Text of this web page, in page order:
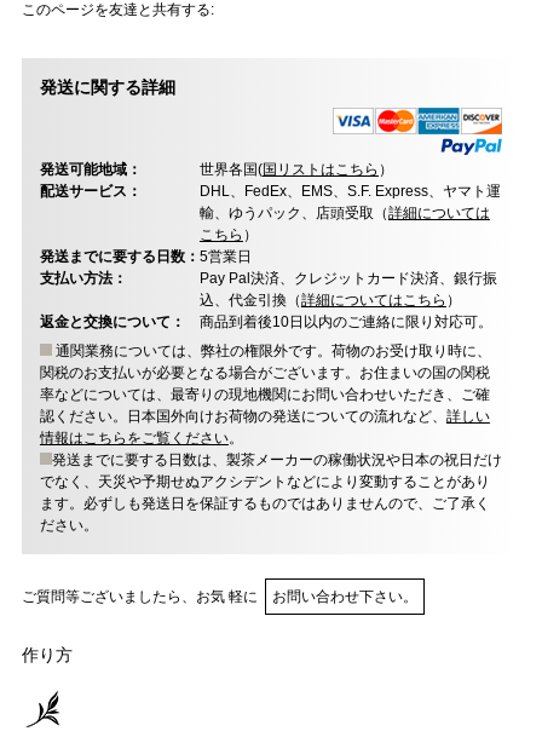
このページを友達と共有する:
発送に関する詳細
発送可能地域： 世界各国(国リストはこちら ）
配送サービス：
DHL、FedEx、EMS、S.F. Express、ヤマト運
輸、ゆうパック、店頭受取（詳細については
こちら ）
発送までに要する日数： 5営業日
支払い方法：
Pay Pal決済、クレジットカード決済、銀行振
込、代金引換（詳細についてはこちら ）
返金と交換について：
商品到着後10日以内のご連絡に限り対応可。
通関業務については、弊社の権限外です。荷物のお受け取り時に、
関税のお支払いが必要となる場合がございます。お住まいの国の関税
率などについては、最寄りの現地機関にお問い合わせいただき、ご確
認ください。日本国外向けお荷物の発送についての流れなど、 詳しい
情報はこちらをご覧ください。
発送までに要する日数は、製茶メーカーの稼働状況や日本の祝日だけ
でなく、天災や予期せぬアクシデントなどにより変動することがあり
ます。必ずしも発送日を保証するものではありませんので、ご了承く
ださい。
ご質問等ございましたら、お気 軽に お問い合わせ下さい。
作り方